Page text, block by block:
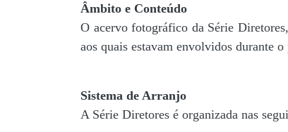
Âmbito e Conteúdo
O acervo fotográfico da Série
aos quais estavam envolvidos durante
Sistema de Arranjo
A Série Diretores é organizada nas